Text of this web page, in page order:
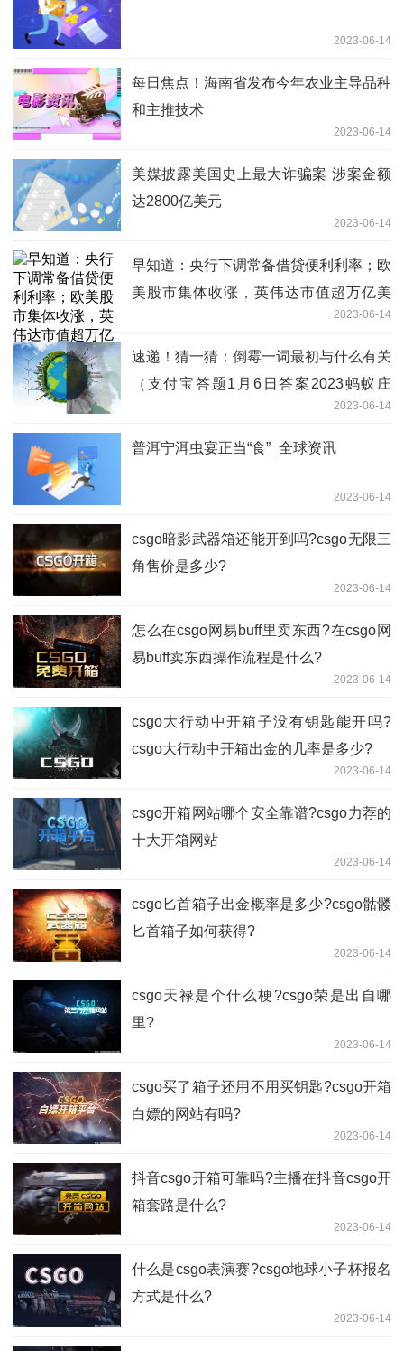
2023-06-14
每日焦点！海南省发布今年农业主导品种
和主推技术
2023-06-14
美媒披露美国史上最大诈骗案 涉案金额
达2800亿美元
2023-06-14
早知道：央行下调常备借贷便利利率；欧
美股市集体收涨，英伟达市值超万亿美
2023-06-14
速递！猜一猜：倒霉一词最初与什么有关
（支付宝答题1月6日答案2023蚂蚁庄
2023-06-14
普洱宁洱虫宴正当“食”_全球资讯
2023-06-14
csgo暗影武器箱还能开到吗?csgo无限三
角售价是多少?
2023-06-14
怎么在csgo网易buff里卖东西?在csgo网
易buff卖东西操作流程是什么?
2023-06-14
csgo大行动中开箱子没有钥匙能开吗?
csgo大行动中开箱出金的几率是多少?
2023-06-14
csgo开箱网站哪个安全靠谱?csgo力荐的
十大开箱网站
2023-06-14
csgo匕首箱子出金概率是多少?csgo骷髅
匕首箱子如何获得?
2023-06-14
csgo天禄是个什么梗?csgo荣是出自哪
里?
2023-06-14
csgo买了箱子还用不用买钥匙?csgo开箱
白嫖的网站有吗?
2023-06-14
抖音csgo开箱可靠吗?主播在抖音csgo开
箱套路是什么?
2023-06-14
什么是csgo表演赛?csgo地球小子杯报名
方式是什么?
2023-06-14